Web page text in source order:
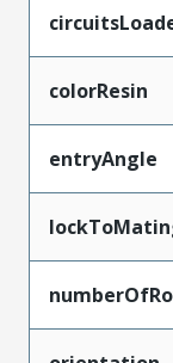
colorResin
entryAngle